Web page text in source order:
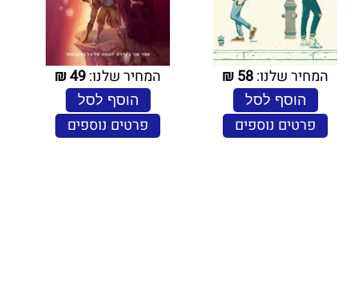
המחיר שלנו:58
₪
הוסף לסל
פרטים נוספים
המחיר שלנו:49
₪
הוסף לסל
פרטים נוספים